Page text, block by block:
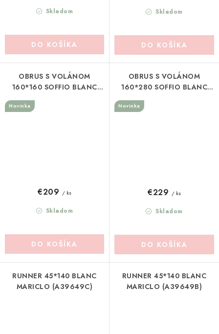
Skladom
DO KOŠÍKA
Skladom
DO KOŠÍKA
OBRUS S VOLÁNOM
160*160 SOFFIO BLANC
Novinka
Skladom
€209 / ks
DO KOŠÍKA
OBRUS S VOLÁNOM
160*280 SOFFIO BLANC
Novinka
Skladom
€229 / ks
DO KOŠÍKA
RUNNER 45*140 BLANC
MARICLO (A39649C)
RUNNER 45*140 BLANC
MARICLO (A39649B)